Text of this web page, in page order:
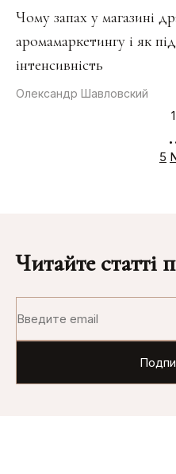
Чому запах у магазині
аромамаркетингу і як
інтенсивність
Олександр Шавловский
1
5
Читайте статті